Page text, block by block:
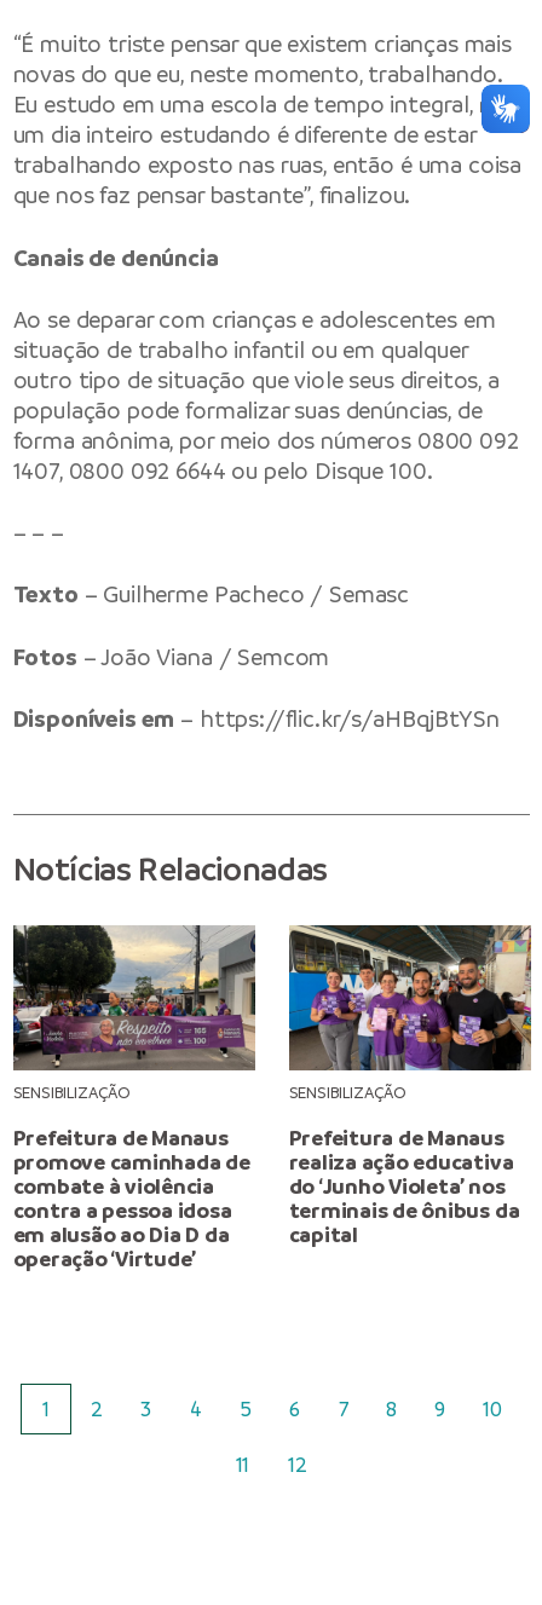
“É muito triste pensar que existem crianças mais
novas do que eu, neste momento, trabalhando.
Eu estudo em uma escola de tempo integral, mas
um dia inteiro estudando é diferente de estar
trabalhando exposto nas ruas, então é uma coisa
que nos faz pensar bastante”, finalizou.
Canais de denúncia
Ao se deparar com crianças e adolescentes em
situação de trabalho infantil ou em qualquer
outro tipo de situação que viole seus direitos, a
população pode formalizar suas denúncias, de
forma anônima, por meio dos números 0800 092
1407, 0800 092 6644 ou pelo Disque 100.
– – –
Texto – Guilherme Pacheco / Semasc
Fotos – João Viana / Semcom
Disponíveis em – https://flic.kr/s/aHBqjBtYSn
Notícias Relacionadas
SENSIBILIZAÇÃO
Prefeitura de Manaus
promove caminhada de
combate à violência
contra a pessoa idosa
em alusão ao Dia D da
operação ‘Virtude’
SENSIBILIZAÇÃO
Prefeitura de Manaus
realiza ação educativa
do ‘Junho Violeta’ nos
terminais de ônibus da
capital
1 2 3 4 5 6 7 8 9 10
11 12